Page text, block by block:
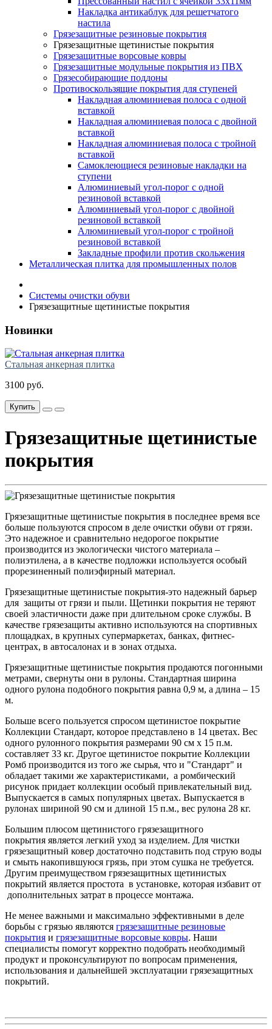
Накладка антикаблук для решетчатого
настила
Грязезащитные резиновые покрытия
Грязезащитные щетинистые покрытия
Грязезащитные ворсовые ковры
Грязезащитные модульные покрытия из ПВХ
Грязесобирающие поддоны
Противоскользящие покрытия для ступеней
Накладная алюминиевая полоса с одной
вставкой
Накладная алюминиевая полоса с двойной
вставкой
Накладная алюминиевая полоса с тройной
вставкой
Самоклеющиеся резиновые накладки на
ступени
Алюминиевый угол-порог с одной
резиновой вставкой
Алюминиевый угол-порог с двойной
резиновой вставкой
Алюминиевый угол-порог с тройной
резиновой вставкой
Закладные профили против скольжения
Металлическая плитка для промышленных полов
Системы очистки обуви
Грязезащитные щетинистые покрытия
Новинки
Стальная анкерная плитка
3100 руб.
Купить
Грязезащитные щетинистые
покрытия
Грязезащитные щетинистые покрытия в последнее время все
больше пользуются спросом в деле очистки обуви от грязи.
Это надежное и сравнительно недорогое покрытие
производится из экологически чистого материала –
полиэтилена, а в качестве подложки используется особый
прорезиненный полиэфирный материал.
Грязезащитные щетинистые покрытия-это надежный барьер
для защиты от грязи и пыли. Щетинки покрытия не теряют
своей эластичности даже при длительном сроке службы. В
качестве грязезащиты активно используются на спортивных
площадках, в крупных супермаркетах, банках, фитнес-
центрах, в автосалонах и в зонах отдыха.
Грязезащитные щетинистые покрытия продаются погонными
метрами, свернуты они в рулоны. Стандартная ширина
одного рулона подобного покрытия равна 0,9 м, а длина – 15
м.
Больше всего пользуется спросом щетинистое покрытие
Коллекции Стандарт, которое представлено в 14 цветах. Вес
одного рулонного покрытия размерами 90 см х 15 п.м.
составляет 33 кг. Другое щетинистое покрытие Коллекции
Ромб производится из того же сырья, что и "Стандарт" и
обладает такими же характеристиками, а ромбический
рисунок придает коллекции особый привлекательный вид.
Выпускается в самых популярных цветах. Выпускается в
рулонах шириной 90 см и длиной 15 п.м., вес рулона 28 кг.
Большим плюсом щетинистого грязезащитного
покрытия является легкий уход за изделием. Для чистки
грязезащитный ковер достаточно подставить под струю воды
и смыть накопившуюся грязь, при этом сушка не требуется.
Другим преимуществом грязезащитных щетинистых
покрытий является простота в установке, которая избавит от
дополнительных затрат в процессе монтажа.
Не менее важными и максимально эффективными в деле
борьбы с грязью являются грязезащитные резиновые
покрытия и грязезащитные ворсовые ковры. Наши
специалисты помогут корректно подобрать необходимый
продукт и проконсультируют по вопросам применения,
использования и дальнейшей эксплуатации грязезащитных
покрытий.